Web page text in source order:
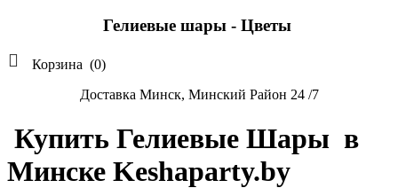
Гелиевые шары - Цветы
 Корзина (0)
Доставка Минск, Минский Район 24 /7
Купить Гелиевые Шары в
Минске Keshaparty.by